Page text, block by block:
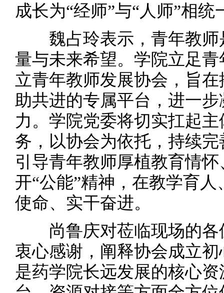
成长为“经师”与“人师”相
魏占玲表示，青年教师
量与未来希望。学院立足
立青年教师发展协会，旨
助共进的专属平台，进一
力。学院党委将切实扛起
务，以协会为依托，持续
引导青年教师厚植教育情
开“公能”精神，在教学育
使命、实干奋进。
尚鲁庆对莅临现场的各
衷心感谢，阐释协会成立
是药学院长远发展的核心